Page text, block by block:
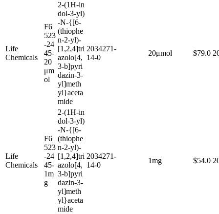
Life
Chemicals
F6
523
-24
45-
20
μm
ol
2-(1H-in
dol-3-yl)
-N-{[6-
(thiophe
n-2-yl)-
[1,2,4]tri
azolo[4,
3-b]pyri
dazin-3-
yl]meth
yl}aceta
mide
2034271-
14-0
20μmol $79.0
Life
Chemicals
F6
523
-24
45-
1m
g
2-(1H-in
dol-3-yl)
-N-{[6-
(thiophe
n-2-yl)-
[1,2,4]tri
azolo[4,
3-b]pyri
dazin-3-
yl]meth
yl}aceta
mide
2034271-
14-0
1mg $54.0